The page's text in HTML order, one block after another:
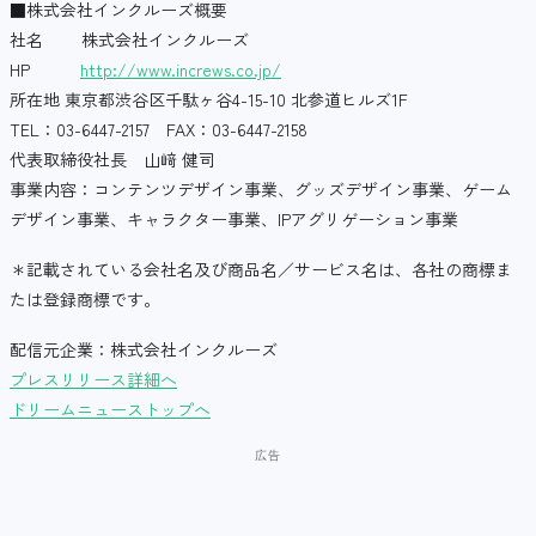
■株式会社インクルーズ概要
社名 株式会社インクルーズ
HP http://www.increws.co.jp/
所在地 東京都渋谷区千駄ヶ谷4-15-10 北参道ヒルズ1F
TEL：03-6447-2157 FAX：03-6447-2158
代表取締役社長 山﨑 健司
事業内容：コンテンツデザイン事業、グッズデザイン事業、ゲーム
デザイン事業、キャラクター事業、IPアグリゲーション事業
＊記載されている会社名及び商品名／サービス名は、各社の商標ま
たは登録商標です。
配信元企業：株式会社インクルーズ
プレスリリース詳細へ
ドリームニューストップへ